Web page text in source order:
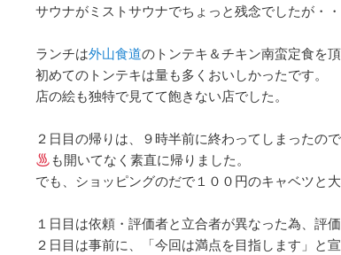
サウナがミストサウナでちょっと残念でしたが・・
ランチは外山食道のトンテキ＆チキン南蛮定食を頂
初めてのトンテキは量も多くおいしかったです。
店の絵も独特で見てて飽きない店でした。
２日目の帰りは、９時半前に終わってしまったので
も開いてなく素直に帰りました。
でも、ショッピングのだで１００円のキャベツと
１日目は依頼・評価者と立合者が異なった為、評
２日目は事前に、「今回は満点を目指します」と